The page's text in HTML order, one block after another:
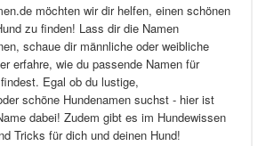
möchten wir dir helfen, einen schönen
zu finden! Lass dir die Namen
schaue dir männliche oder weibliche
erfahre, wie du passende Namen für
Egal ob du lustige,
schöne Hundenamen suchst - hier ist
dabei! Zudem gibt es im Hundewissen
Tricks für dich und deinen Hund!